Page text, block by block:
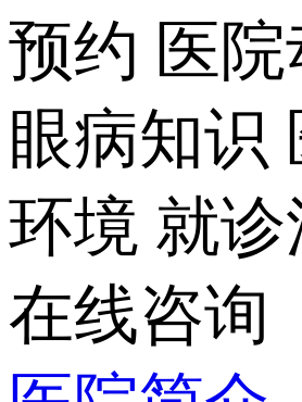
预约 医
眼病知识
环境 就诊
在线咨询